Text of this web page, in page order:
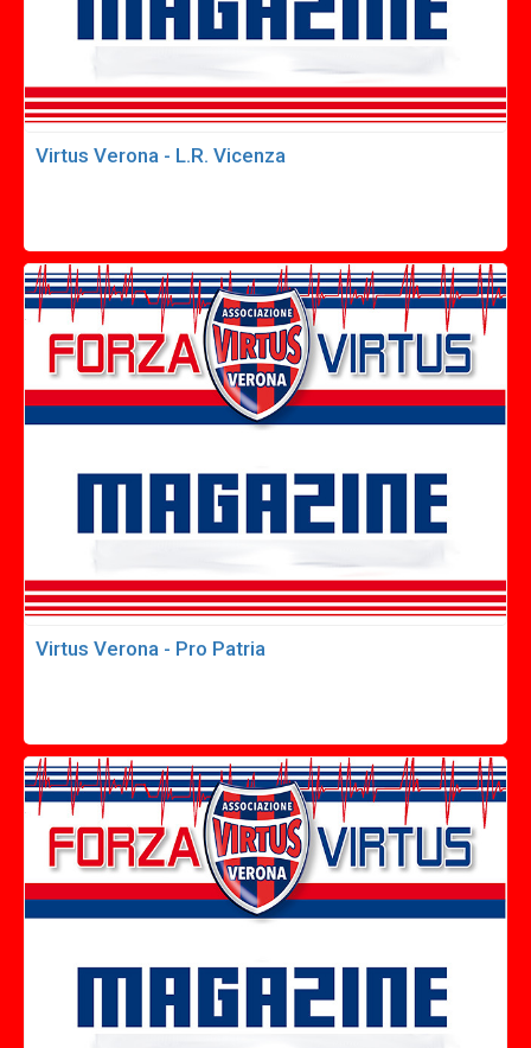
Virtus Verona - L.R. Vicenza
Virtus Verona - Pro Patria